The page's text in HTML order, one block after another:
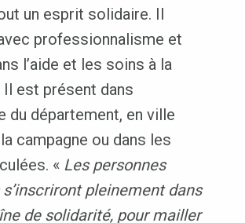
un esprit solidaire. Il
professionnalisme et
l’aide et les soins à la
Il est présent dans
du département, en ville
campagne ou dans les
« Les personnes
pleinement dans
de solidarité, pour mailler